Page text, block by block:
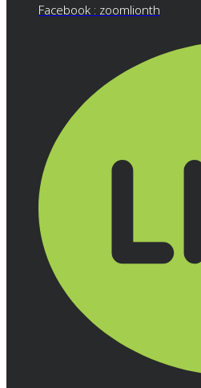
Facebook : zoomlionth